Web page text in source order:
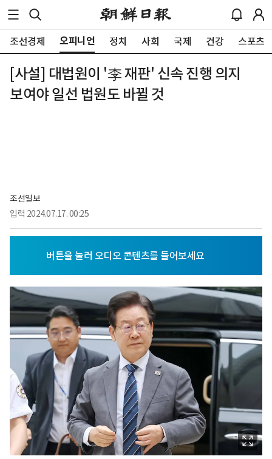
조선경제 오피니언 정치 사회 국제 건강 스포츠
[사설] 대법원이 '李 재판' 신속 진행 의지
보여야 일선 법원도 바뀔 것
조선일보
입력 2024.07.17. 00:25